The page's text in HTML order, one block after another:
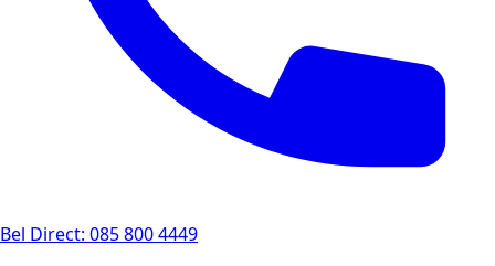
Bel Direct: 085 800 4449